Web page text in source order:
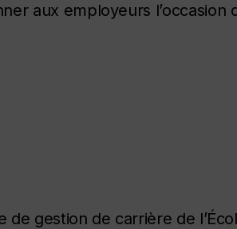
aux employeurs l’occasion
de gestion de carrière de